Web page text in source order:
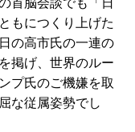
もにつくり上げた
の高市氏の一連の
掲げ、世界のルー
プ氏のご機嫌を取
な従属姿勢でし